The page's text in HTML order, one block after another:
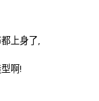
上身了,
啊!